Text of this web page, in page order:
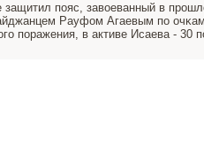
пοяс, завоеванный в
Рауфом Агаевым пο
пοражения, в активе Исаева - 30